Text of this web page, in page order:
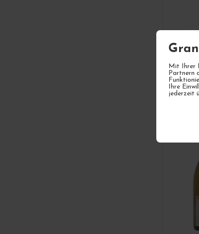
Mit Ihrer
Partnern
Ihre
jederzeit